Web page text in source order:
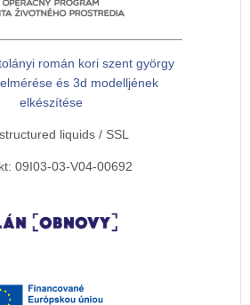
román kori szent györgy
és 3d modelljének
elkészítése
liquids / SSL
09I03-03-V04-00692